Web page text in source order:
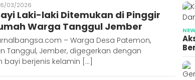
03/2026
Laki-laki Ditemukan di Pinggir
Warga Tanggul Jember
– Warga Desa Patemon,
Tanggul, Jember, digegerkan dengan
bayi berjenis kelamin […]